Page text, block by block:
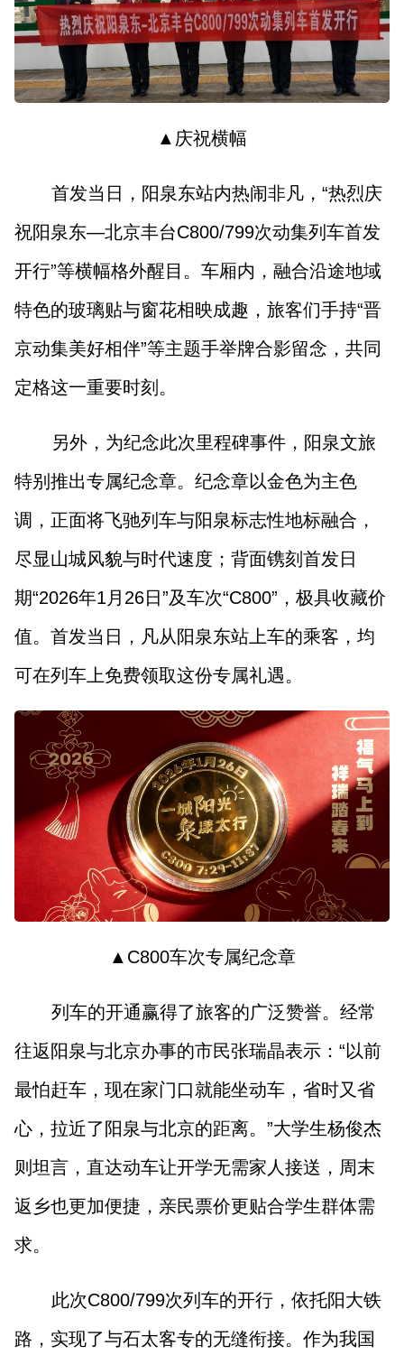
▲ 庆祝横幅
首发当日，阳泉东站内热闹非凡，“热烈庆
祝阳泉东—北京丰台C800/799次动集列车首发
开行”等横幅格外醒目。车厢内，融合沿途地域
特色的玻璃贴与窗花相映成趣，旅客们手持“晋
京动集美好相伴”等主题手举牌合影留念，共同
定格这一重要时刻。
另外，为纪念此次里程碑事件，阳泉文旅
特别推出专属纪念章。纪念章以金色为主色
调，正面将飞驰列车与阳泉标志性地标融合，
尽显山城风貌与时代速度；背面镌刻首发日
期“2026年1月26日”及车次“C800”，极具收藏价
值。首发当日，凡从阳泉东站上车的乘客，均
可在列车上免费领取这份专属礼遇。
▲ C800车次专属纪念章
列车的开通赢得了旅客的广泛赞誉。经常
往返阳泉与北京办事的市民张瑞晶表示：“以前
最怕赶车，现在家门口就能坐动车，省时又省
心，拉近了阳泉与北京的距离。”大学生杨俊杰
则坦言，直达动车让开学无需家人接送，周末
返乡也更加便捷，亲民票价更贴合学生群体需
求。
此次C800/799次列车的开行，依托阳大铁
路，实现了与石太客专的无缝衔接。作为我国